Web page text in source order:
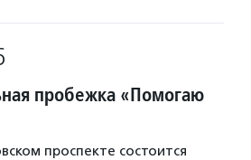
пробежка «Помогаю
проспекте состоится